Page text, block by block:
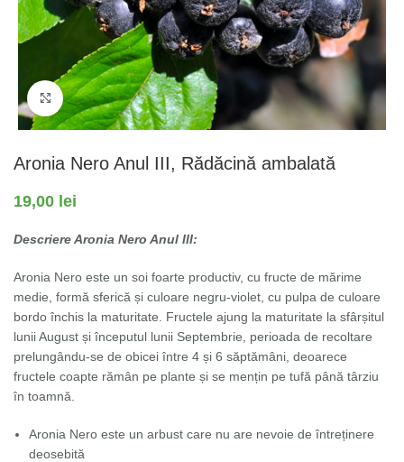
Fă clic pentru a mări
Aronia Nero Anul III, Rădăcină ambalată
19,00 lei
Descriere Aronia Nero Anul III:
Aronia Nero este un soi foarte productiv, cu fructe de mărime
medie, formă sferică și culoare negru-violet, cu pulpa de culoare
bordo închis la maturitate. Fructele ajung la maturitate la sfârșitul
lunii August și începutul lunii Septembrie, perioada de recoltare
prelungându-se de obicei între 4 și 6 săptămâni, deoarece
fructele coapte rămân pe plante și se mențin pe tufă până târziu
în toamnă.
Aronia Nero este un arbust care nu are nevoie de întreținere
deosebită